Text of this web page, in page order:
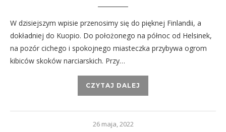
W dzisiejszym wpisie przenosimy się do pięknej Finlandii, a
dokładniej do Kuopio. Do położonego na północ od Helsinek,
na pozór cichego i spokojnego miasteczka przybywa ogrom
kibiców skoków narciarskich. Przy…
CZYTAJ DALEJ
26 maja, 2022